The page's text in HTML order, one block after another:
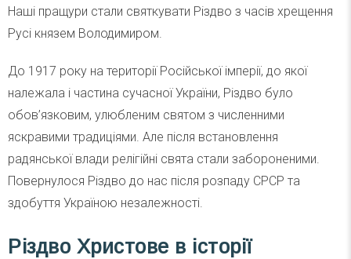
Наші пращури стали святкувати Різдво з часів хрещення
Русі князем Володимиром.
До 1917 року на території Російської імперії, до якої
належала і частина сучасної України, Різдво було
обов’язковим, улюбленим святом з численними
яскравими традиціями. Але після встановлення
радянської влади релігійні свята стали забороненими.
Повернулося Різдво до нас після розпаду СРСР та
здобуття Україною незалежності.
Різдво Христове в історії